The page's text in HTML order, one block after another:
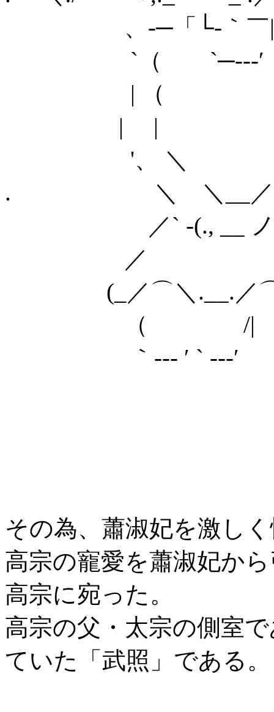
、-─「└-｀￣
`（ `─---′ )
| （
| | / ﾉ←
'、 ＼
. ＼ ＼__／
／` -(., __
／
(_／⌒＼.__.／⌒＼
（ /|
｀--- ′ ` ---′
その為、蕭淑妃を激し
高宗の寵愛を蕭淑妃か
高宗に宛った。
高宗の父・太宗の側室
ていた「武照」である。